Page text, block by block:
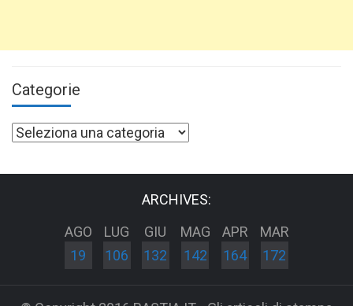
Categorie
Categorie
ARCHIVES:
AGO
19
LUG
106
GIU
132
MAG
142
APR
164
MAR
172